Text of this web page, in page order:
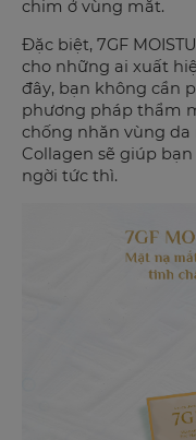
chim ở vùng mắt.
Đặc biệt, 7GF
cho những ai xuất
đây, bạn không cần
phương pháp thẩm
chống nhăn vùng
Collagen sẽ giúp
ngời tức thì.